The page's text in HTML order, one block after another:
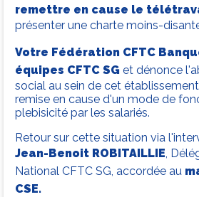
remettre en cause le
présenter une charte moins-
Votre Fédération CFTC
équipes CFTC SG et dénonce
social au sein de cet
remise en cause d'un mode de
plebisicité par les salariés.
Retour sur cette situation via
Jean-Benoit ROBITAILLIE,
National CFTC SG, accordée au
CSE.